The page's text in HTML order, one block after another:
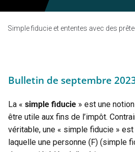
Simple fiducie et ententes avec des
Bulletin de septembre
La « simple fiducie » est une
être utile aux fins de l’impôt.
véritable, une « simple fiducie »
laquelle une personne (F) (simple